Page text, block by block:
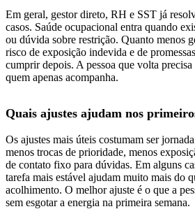
Em geral, gestor direto, RH e SST já
casos. Saúde ocupacional entra quando
ou dúvida sobre restrição. Quanto menos
risco de exposição indevida e de
cumprir depois. A pessoa que volta precisa
quem apenas acompanha.
Quais ajustes ajudam nos
Os ajustes mais úteis costumam ser
menos trocas de prioridade, menos
de contato fixo para dúvidas. Em alguns
tarefa mais estável ajudam muito mais do
acolhimento. O melhor ajuste é o que a
sem esgotar a energia na primeira semana.